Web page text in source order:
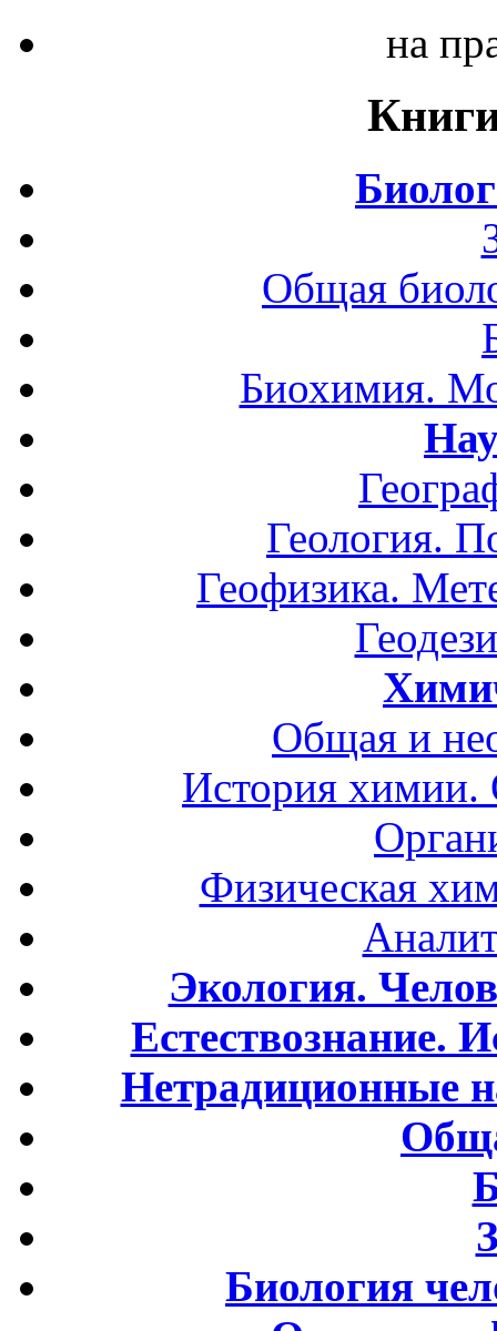
на
Общая
Биохимия.
Геология.
Геофизика.
Общая и
История
Физическая
Экология.
Естествознание.
Нетрадиционные
Биология